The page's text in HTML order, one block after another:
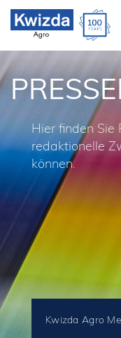
Hier finden Sie
redaktionelle
können.
Kwizda Agro